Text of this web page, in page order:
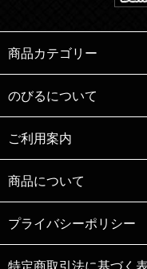
商品カテゴリー
のびるについて
ご利用案内
商品について
プライバシーポリシー
Copyright